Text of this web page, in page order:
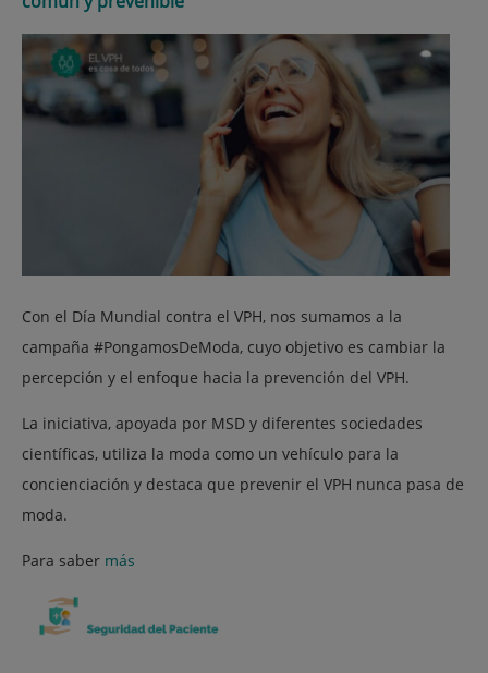
Con el Día Mundial contra el VPH, nos sumamos a la
campaña #PongamosDeModa, cuyo objetivo es cambiar la
percepción y el enfoque hacia la prevención del VPH.
La iniciativa, apoyada por MSD y diferentes sociedades
científicas, utiliza la moda como un vehículo para la
concienciación y destaca que prevenir el VPH nunca pasa de
moda.
Para saber más